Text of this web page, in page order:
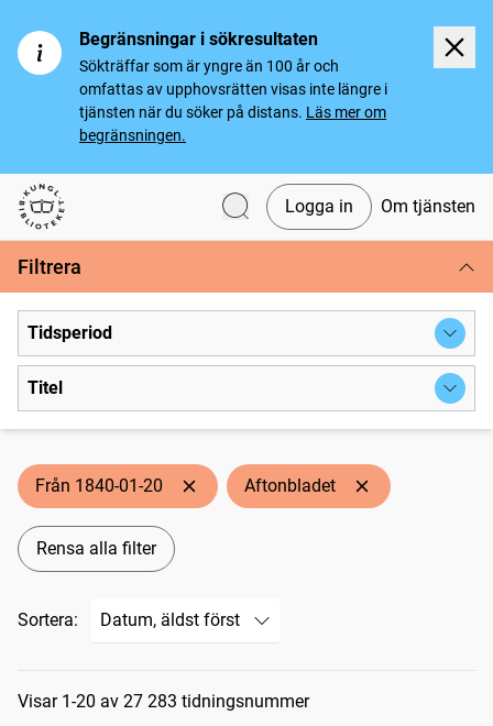
Begränsningar i sökresultaten
Sökträffar som är yngre än 100 år och
omfattas av upphovsrätten visas inte längre i
tjänsten när du söker på distans. Läs mer om
begränsningen.
Svenska tidningar
Logga in Om tjänsten
Filtrera
Tidsperiod
Titel
Från 1840-01-20 Aftonbladet
Rensa alla filter
Sortera:
Sökresultat
Visar 1-20 av 27 283 tidningsnummer